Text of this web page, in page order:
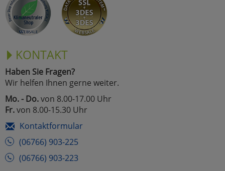
KONTAKT
Haben Sie Fragen?
Wir helfen Ihnen gerne weiter.
Mo. - Do.von 8.00-17.00 Uhr
Fr.von 8.00-15.30 Uhr
Kontaktformular
(06766) 903-225
(06766) 903-223